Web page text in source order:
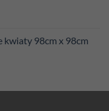
kwiaty 98cm x 98cm